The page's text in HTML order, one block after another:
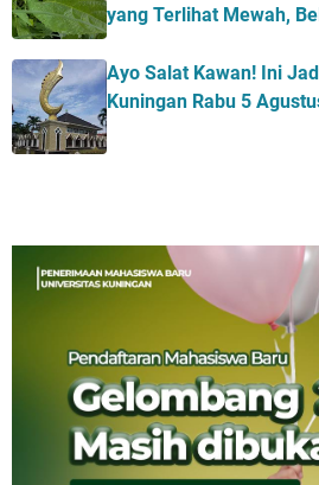
yang Terlihat Mewah,
Ayo Salat Kawan! Ini
Kuningan Rabu 5